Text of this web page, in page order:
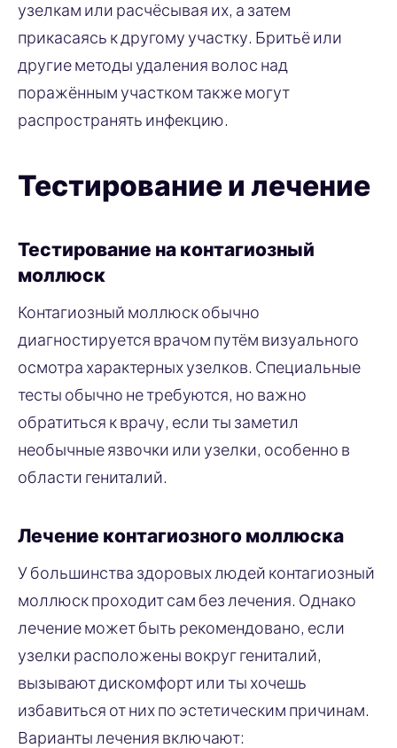
узелкам или расчёсывая их, а затем
прикасаясь к другому участку. Бритьё или
другие методы удаления волос над
поражённым участком также могут
распространять инфекцию.
Тестирование и лечение
Тестирование на контагиозный
моллюск
Контагиозный моллюск обычно
диагностируется врачом путём визуального
осмотра характерных узелков. Специальные
тесты обычно не требуются, но важно
обратиться к врачу, если ты заметил
необычные язвочки или узелки, особенно в
области гениталий.
Лечение контагиозного моллюска
У большинства здоровых людей контагиозный
моллюск проходит сам без лечения. Однако
лечение может быть рекомендовано, если
узелки расположены вокруг гениталий,
вызывают дискомфорт или ты хочешь
избавиться от них по эстетическим причинам.
Варианты лечения включают: